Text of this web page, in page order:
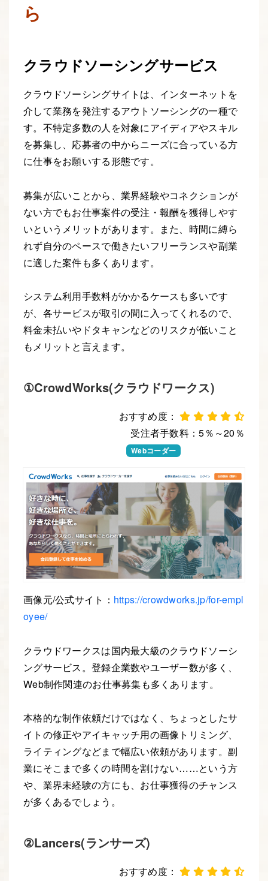
ら
クラウドソーシングサービス
クラウドソーシングサイトは、インターネットを
介して業務を発注するアウトソーシングの一種で
す。不特定多数の人を対象にアイディアやスキル
を募集し、応募者の中からニーズに合っている方
に仕事をお願いする形態です。
募集が広いことから、業界経験やコネクションが
ない方でもお仕事案件の受注・報酬を獲得しやす
いというメリットがあります。また、時間に縛ら
れず自分のペースで働きたいフリーランスや副業
に適した案件も多くあります。
システム利用手数料がかかるケースも多いです
が、各サービスが取引の間に入ってくれるので、
料金未払いやドタキャンなどのリスクが低いこと
もメリットと言えます。
①CrowdWorks(クラウドワークス)
おすすめ度：
受注者手数料：5％～20％
Webコーダー
画像元/公式サイト： https://crowdworks.jp/for-empl
oyee/
クラウドワークスは国内最大級のクラウドソーシ
ングサービス。登録企業数やユーザー数が多く、
Web制作関連のお仕事募集も多くあります。
本格的な制作依頼だけではなく、ちょっとしたサ
イトの修正やアイキャッチ用の画像トリミング、
ライティングなどまで幅広い依頼があります。副
業にそこまで多くの時間を割けない……という方
や、業界未経験の方にも、お仕事獲得のチャンス
が多くあるでしょう。
②Lancers(ランサーズ)
おすすめ度：